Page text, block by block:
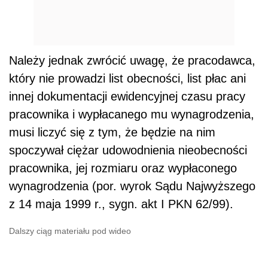
Należy jednak zwrócić uwagę, że pracodawca,
który nie prowadzi list obecności, list płac ani
innej dokumentacji ewidencyjnej czasu pracy
pracownika i wypłacanego mu wynagrodzenia,
musi liczyć się z tym, że będzie na nim
spoczywał ciężar udowodnienia nieobecności
pracownika, jej rozmiaru oraz wypłaconego
wynagrodzenia (por. wyrok Sądu Najwyższego
z 14 maja 1999 r., sygn. akt I PKN 62/99).
Dalszy ciąg materiału pod wideo